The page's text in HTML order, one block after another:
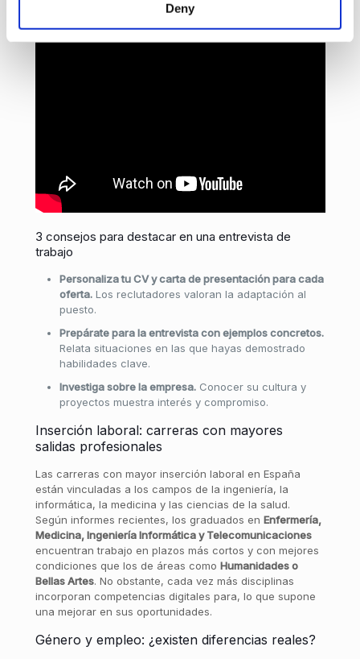
Deny
3 consejos para destacar en una entrevista de
trabajo
Personaliza tu CV y carta de presentación para cada
oferta.Los reclutadores valoran la adaptación al
puesto.
Prepárate para la entrevista con ejemplos concretos.
Relata situaciones en las que hayas demostrado
habilidades clave.
Investiga sobre la empresa.Conocer su cultura y
proyectos muestra interés y compromiso.
Inserción laboral: carreras con mayores
salidas profesionales
Las carreras con mayor inserción laboral en España
están vinculadas a los campos de la ingeniería, la
informática, la medicina y las ciencias de la salud.
Según informes recientes, los graduados en Enfermería,
Medicina, Ingeniería Informática y Telecomunicaciones
encuentran trabajo en plazos más cortos y con mejores
condiciones que los de áreas como Humanidades o
Bellas Artes. No obstante, cada vez más disciplinas
incorporan competencias digitales para, lo que supone
una mejorar en sus oportunidades.
Género y empleo: ¿existen diferencias reales?